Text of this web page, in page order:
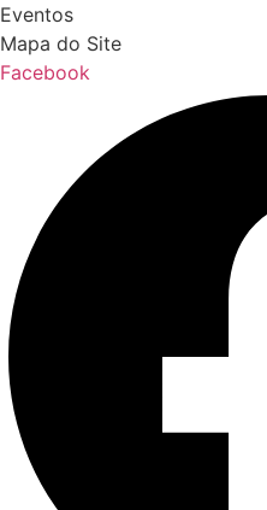
Eventos
Mapa do Site
Facebook